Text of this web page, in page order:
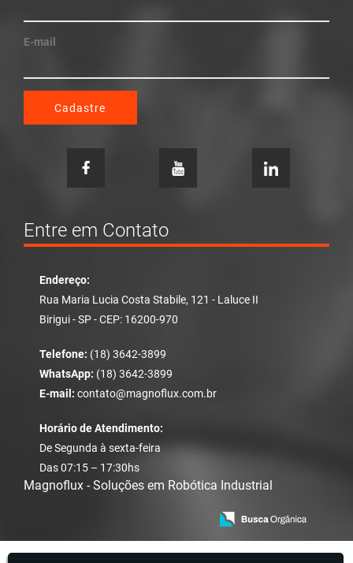
E-mail
Cadastre
Entre em Contato
Endereço:
Rua Maria Lucia Costa Stabile, 121 - Laluce II
Birigui - SP - CEP: 16200-970
Telefone: (18) 3642-3899
WhatsApp: (18) 3642-3899
E-mail: contato@magnoflux.com.br
Horário de Atendimento:
De Segunda à sexta-feira
Das 07:15 – 17:30hs
Magnoflux - Soluções em Robótica Industrial